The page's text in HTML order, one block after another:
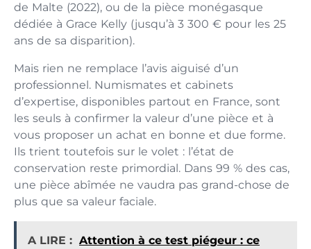
de Malte (2022), ou de la pièce monégasque
dédiée à Grace Kelly (jusqu’à 3 300 € pour les 25
ans de sa disparition).
Mais rien ne remplace l’avis aiguisé d’un
professionnel. Numismates et cabinets
d’expertise, disponibles partout en France, sont
les seuls à confirmer la valeur d’une pièce et à
vous proposer un achat en bonne et due forme.
Ils trient toutefois sur le volet : l’état de
conservation reste primordial. Dans 99 % des cas,
une pièce abîmée ne vaudra pas grand-chose de
plus que sa valeur faciale.
A LIRE : Attention à ce test piégeur : ce